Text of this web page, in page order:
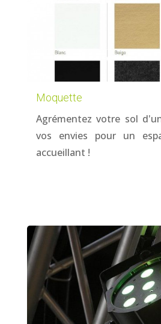
Moquette
Agrémentez votre sol
vos envies pour un
accueillant !